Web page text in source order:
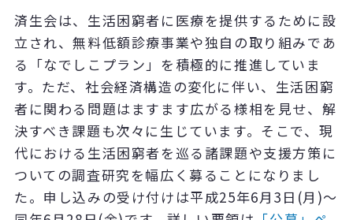
済生会は、生活困窮者に医療を提供するために設
立され、無料低額診療事業や独自の取り組みであ
る「なでしこプラン」を積極的に推進していま
す。ただ、社会経済構造の変化に伴い、生活困窮
者に関わる問題はますます広がる様相を見せ、解
決すべき課題も次々に生じています。そこで、現
代における生活困窮者を巡る諸課題や支援方策に
ついての調査研究を幅広く募ることになりまし
た。申し込みの受け付けは平成25年6月3日(月)～